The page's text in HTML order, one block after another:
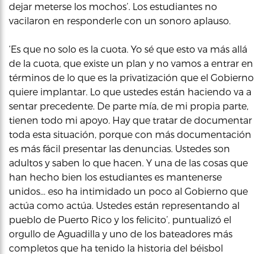
dejar meterse los mochos’. Los estudiantes no
vacilaron en responderle con un sonoro aplauso.
‘Es que no solo es la cuota. Yo sé que esto va más allá
de la cuota, que existe un plan y no vamos a entrar en
términos de lo que es la privatización que el Gobierno
quiere implantar. Lo que ustedes están haciendo va a
sentar precedente. De parte mía, de mi propia parte,
tienen todo mi apoyo. Hay que tratar de documentar
toda esta situación, porque con más documentación
es más fácil presentar las denuncias. Ustedes son
adultos y saben lo que hacen. Y una de las cosas que
han hecho bien los estudiantes es mantenerse
unidos… eso ha intimidado un poco al Gobierno que
actúa como actúa. Ustedes están representando al
pueblo de Puerto Rico y los felicito’, puntualizó el
orgullo de Aguadilla y uno de los bateadores más
completos que ha tenido la historia del béisbol